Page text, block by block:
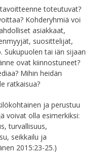
toteutuvat?
Kohderyhmiä voi
asiakkaat,
suosittelijat,
tai iän sijaan
ovat kiinnostuneet?
Mihin heidän
ratkaisua?
ja perustuu
voivat olla esimerkiksi:
turvallisuus,
seikkailu ja
2015:23-25.)